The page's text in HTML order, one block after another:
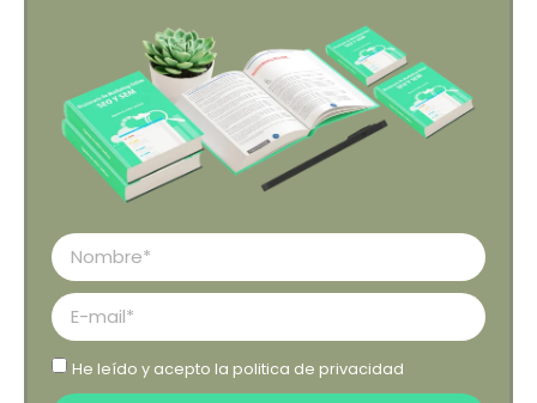
He leído y acepto la politica de privacidad